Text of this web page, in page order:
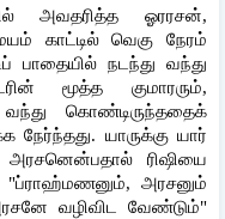
அவதரித்த ஓரரசன்,
காட்டில் வெகு நேரம்
பாதையில் நடந்து வந்து
மூத்த குமாரரும்,
கொண்டிருந்ததைக்
நேர்ந்தது. யாருக்கு யார்
ரிஷியை
"ப்ராஹ்மணனும், அரசனும்
வழிவிட வேண்டும்"